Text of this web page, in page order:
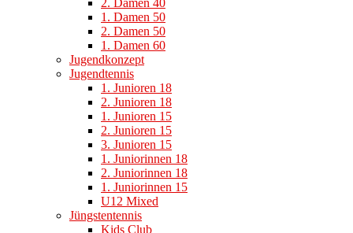
2. Damen 40
1. Damen 50
2. Damen 50
1. Damen 60
Jugendkonzept
Jugendtennis
1. Junioren 18
2. Junioren 18
1. Junioren 15
2. Junioren 15
3. Junioren 15
1. Juniorinnen 18
2. Juniorinnen 18
1. Juniorinnen 15
U12 Mixed
Jüngstentennis
Kids Club